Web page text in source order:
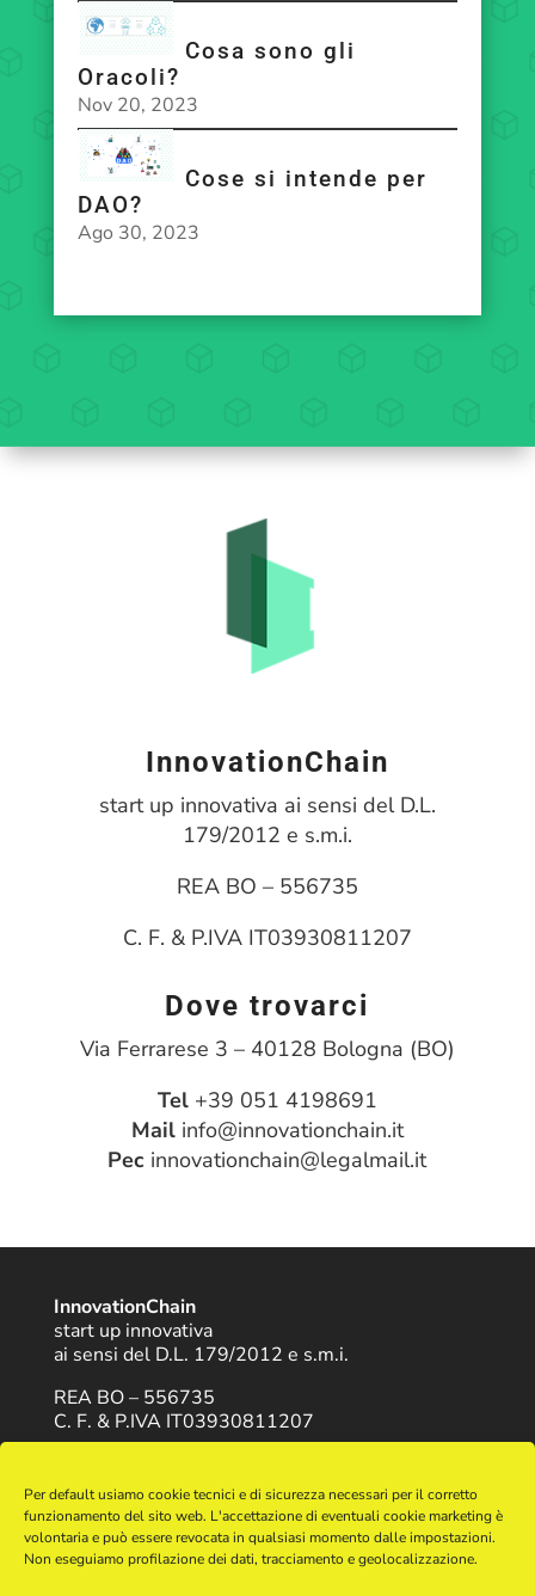
Per default usiamo cookie tecnici e di sicurezza necessari per il corretto
funzionamento del sito web. L'accettazione di eventuali cookie marketing è
volontaria e può essere revocata in qualsiasi momento dalle impostazioni.
Non eseguiamo profilazione dei dati, tracciamento e geolocalizzazione.
Cosa sono gli
Oracoli?
Nov 20, 2023
Cose si intende per
DAO?
Ago 30, 2023
InnovationChain
start up innovativa ai sensi del D.L.
179/2012 e s.m.i.
REA BO – 556735
C. F. & P.IVA IT03930811207
Dove trovarci
Via Ferrarese 3 – 40128 Bologna (BO)
Tel+39 051 4198691
Mailinfo@innovationchain.it
Pec innovationchain@legalmail.it
InnovationChain
start up innovativa
ai sensi del D.L. 179/2012 e s.m.i.
REA BO – 556735
C. F. & P.IVA IT03930811207
Network